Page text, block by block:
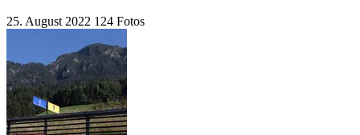
25. August 2022 124 Fotos